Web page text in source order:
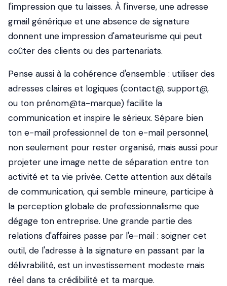
l'impression que tu laisses. À l'inverse, une adresse
gmail générique et une absence de signature
donnent une impression d'amateurisme qui peut
coûter des clients ou des partenariats.
Pense aussi à la cohérence d'ensemble : utiliser des
adresses claires et logiques (contact@, support@,
ou ton prénom@ta-marque) facilite la
communication et inspire le sérieux. Sépare bien
ton e-mail professionnel de ton e-mail personnel,
non seulement pour rester organisé, mais aussi pour
projeter une image nette de séparation entre ton
activité et ta vie privée. Cette attention aux détails
de communication, qui semble mineure, participe à
la perception globale de professionnalisme que
dégage ton entreprise. Une grande partie des
relations d'affaires passe par l'e-mail : soigner cet
outil, de l'adresse à la signature en passant par la
délivrabilité, est un investissement modeste mais
réel dans ta crédibilité et ta marque.